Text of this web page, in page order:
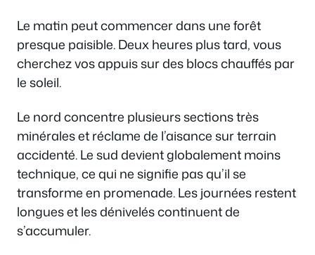
Le matin peut commencer dans une forêt
presque paisible. Deux heures plus tard, vous
cherchez vos appuis sur des blocs chauffés par
le soleil.
Le nord concentre plusieurs sections très
minérales et réclame de l’aisance sur terrain
accidenté. Le sud devient globalement moins
technique, ce qui ne signifie pas qu’il se
transforme en promenade. Les journées restent
longues et les dénivelés continuent de
s’accumuler.